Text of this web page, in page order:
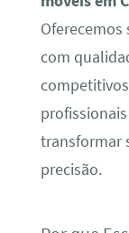
Oferecemos
com
transformar
precisão.